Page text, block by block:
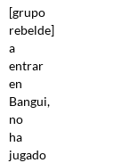
[grupo
rebelde]
a
entrar
en
Bangui,
no
ha
jugado